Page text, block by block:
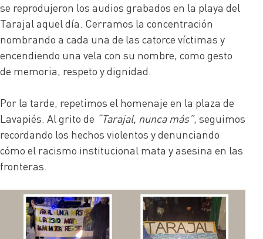
se reprodujeron los audios grabados en la playa del
Tarajal aquel día. Cerramos la concentración
nombrando a cada una de las catorce víctimas y
encendiendo una vela con su nombre, como gesto
de memoria, respeto y dignidad.
Por la tarde, repetimos el homenaje en la plaza de
Lavapiés. Al grito de “Tarajal, nunca más”, seguimos
recordando los hechos violentos y denunciando
cómo el racismo institucional mata y asesina en las
fronteras.